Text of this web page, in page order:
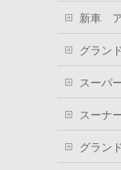
新車
グラン
スーパ
スーナ
グラン